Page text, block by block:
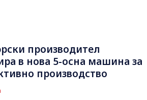
производител
в нова 5-осна машина за
производство